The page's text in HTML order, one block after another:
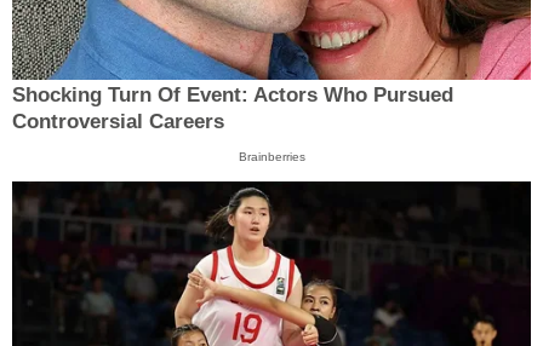
Shocking Turn Of Event: Actors Who Pursued
Controversial Careers
Brainberries